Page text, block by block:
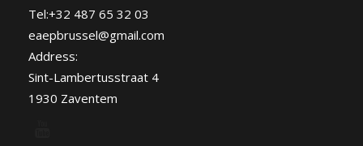
Tel:+32 487 65 32 03
eaepbrussel@gmail.com
Address:
Sint-Lambertusstraat 4
1930 Zaventem